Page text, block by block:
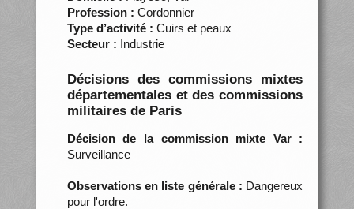
Profession : Cordonnier
Type d’activité : Cuirs et peaux
Secteur : Industrie
Décisions des commissions mixtes
départementales et des commissions
militaires de Paris
Décision de la commission mixte Var :
Surveillance
Observations en liste générale : Dangereux
pour l'ordre.